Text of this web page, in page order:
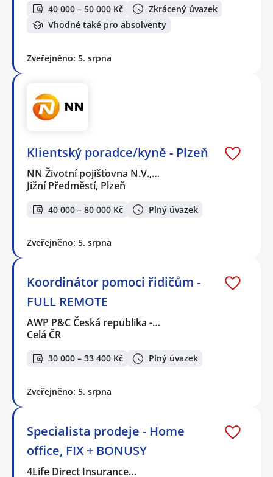
40 000 – 50 000 Kč
Zkrácený úvazek
Vhodné také pro absolventy
Zveřejněno: 5. srpna
Klientský poradce/kyně - Plzeň
NN Životní pojišťovna N.V.,…
Jižní Předměstí, Plzeň
40 000 – 80 000 Kč Plný úvazek
Zveřejněno: 5. srpna
Koordinátor pomoci řidičům -
FULL REMOTE
AWP P&C Česká republika -…
Celá ČR
30 000 – 33 400 Kč Plný úvazek
Zveřejněno: 5. srpna
Specialista prodeje - Home
office, FIX + BONUSY
4Life Direct Insurance…